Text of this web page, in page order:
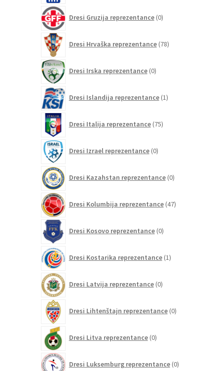
Dresi Gruzija reprezentance 0izdelkov
Dresi Hrvaška reprezentance 78izdelkov
Dresi Irska reprezentance 0izdelkov
Dresi Islandija reprezentance 1izdelek
Dresi Italija reprezentance 75izdelkov
Dresi Izrael reprezentance 0izdelkov
Dresi Kazahstan reprezentance 0izdelkov
Dresi Kolumbija reprezentance 47izdelkov
Dresi Kosovo reprezentance 0izdelkov
Dresi Kostarika reprezentance 1izdelek
Dresi Latvija reprezentance 0izdelkov
Dresi Lihtenštajn reprezentance 0izdelkov
Dresi Litva reprezentance 0izdelkov
Dresi Luksemburg reprezentance 0izdelkov